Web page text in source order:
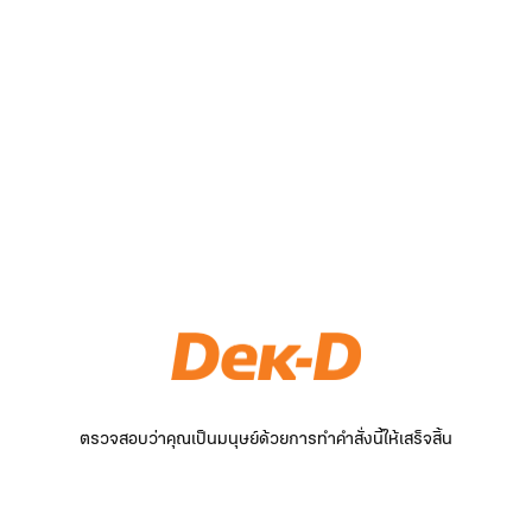
ตรวจสอบว่าคุณเป็นมนุษย์ด้วยการทำคำสั่งนี้ให้เสร็จสิ้น